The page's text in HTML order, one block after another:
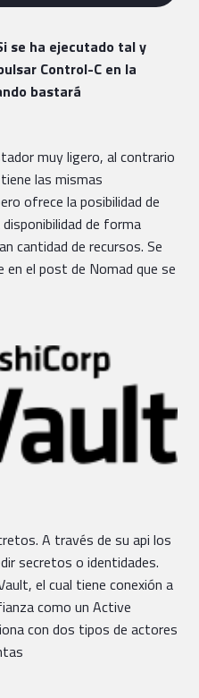
se ha ejecutado tal y
Control-C en la
bastará
muy ligero, al contrario
las mismas
ofrece la posibilidad de
de forma
cantidad de recursos. Se
el post de Nomad que se
A través de su api los
secretos o identidades.
el cual tiene conexión a
como un Active
con dos tipos de actores